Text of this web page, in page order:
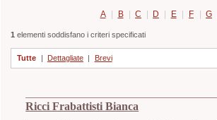
A | B | C | D | E | F | G
1elementi soddisfano i criteri specificati
Tutte | Dettagliate | Brevi
Ricci Frabattisti Bianca